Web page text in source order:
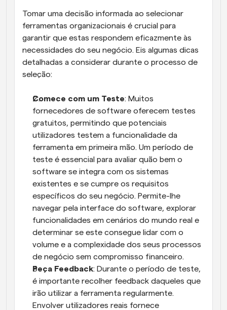
Tomar uma decisão informada ao selecionar
ferramentas organizacionais é crucial para
garantir que estas respondem eficazmente às
necessidades do seu negócio. Eis algumas dicas
detalhadas a considerar durante o processo de
seleção:
Comece com um Teste: Muitos
fornecedores de software oferecem testes
gratuitos, permitindo que potenciais
utilizadores testem a funcionalidade da
ferramenta em primeira mão. Um período de
teste é essencial para avaliar quão bem o
software se integra com os sistemas
existentes e se cumpre os requisitos
específicos do seu negócio. Permite-lhe
navegar pela interface do software, explorar
funcionalidades em cenários do mundo real e
determinar se este consegue lidar com o
volume e a complexidade dos seus processos
de negócio sem compromisso financeiro.
Peça Feedback: Durante o período de teste,
é importante recolher feedback daqueles que
irão utilizar a ferramenta regularmente.
Envolver utilizadores reais fornece